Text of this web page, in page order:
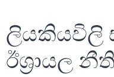
ලියකියවිලි
ඊශ්‍රායල